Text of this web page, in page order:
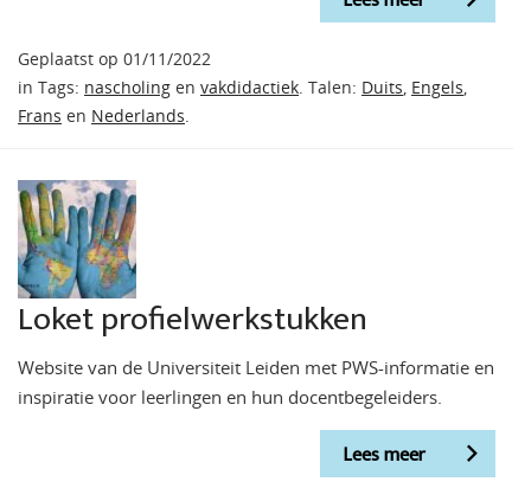
Geplaatst op 01/11/2022
in Tags: nascholing en vakdidactiek . Talen: Duits Engels
Frans en Nederlands
Loket profielwerkstukken
Website van de Universiteit Leiden met PWS-informatie en
inspiratie voor leerlingen en hun docentbegeleiders.
Lees meer